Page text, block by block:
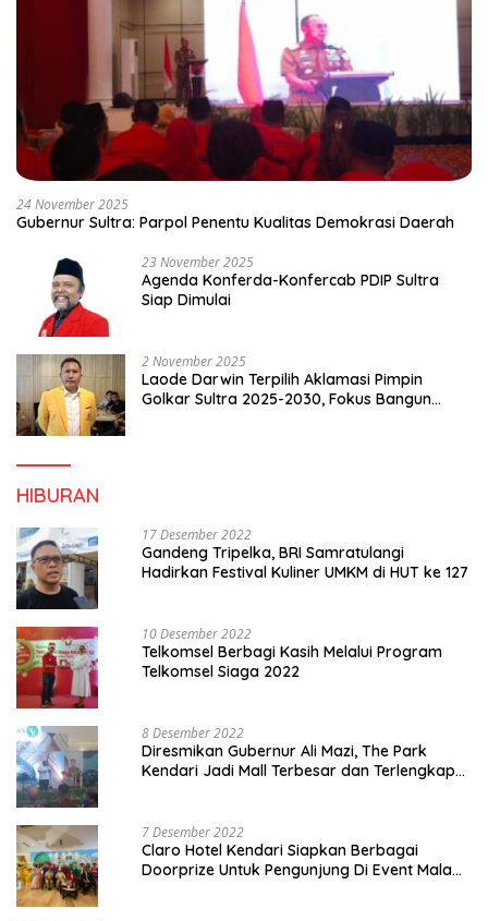
24 November 2025
Gubernur Sultra: Parpol Penentu Kualitas Demokrasi Daerah
23 November 2025
Agenda Konferda-Konfercab PDIP Sultra
Siap Dimulai
2 November 2025
Laode Darwin Terpilih Aklamasi Pimpin
Golkar Sultra 2025-2030, Fokus Bangun
HIBURAN
17 Desember 2022
Gandeng Tripelka, BRI Samratulangi
Hadirkan Festival Kuliner UMKM di HUT ke 127
10 Desember 2022
Telkomsel Berbagi Kasih Melalui Program
Telkomsel Siaga 2022
8 Desember 2022
Diresmikan Gubernur Ali Mazi, The Park
Kendari Jadi Mall Terbesar dan Terlengkap
7 Desember 2022
Claro Hotel Kendari Siapkan Berbagai
Doorprize Untuk Pengunjung Di Event Malam